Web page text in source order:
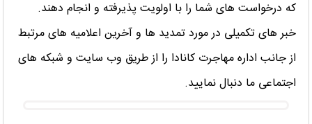
که درخواست های شما را با اولویت پذیرفته و انجام دهند.
خبر های تکمیلی در مورد تمدید ها و آخرین اعلامیه های مرتبط
از جانب اداره مهاجرت کانادا را از طریق وب سایت و شبکه های
اجتماعی ما دنبال نمایید.